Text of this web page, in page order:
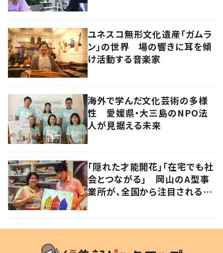
ユネスコ無形文化遺産「ガムラ
ン」の世界 場の響きに耳を傾
け活動する音楽家
海外で学んだ文化芸術の多様
性 愛媛県・大三島のNPO法
人が見据える未来
「隠れた才能開花」「在宅でも社
会とつながる」 岡山のA型事
業所が、全国から注目される理